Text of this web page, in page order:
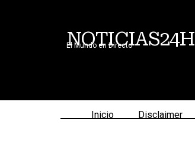
NOTICIAS24H
El Mundo en Directo
Inicio Disclaimer